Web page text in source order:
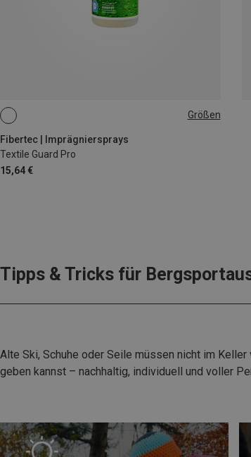
Größen
Fibertec | Imprägniersprays
Textile Guard Pro
15,64 €
500ML
Tipps & Tricks für
Alte Ski, Schuhe oder Seile müssen nicht im
geben kannst – nachhaltig, individuell und voller